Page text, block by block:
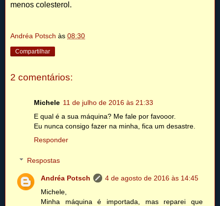
menos colesterol.
Andréa Potsch às 08:30
Compartilhar
2 comentários:
Michele 11 de julho de 2016 às 21:33
E qual é a sua máquina? Me fale por favooor.
Eu nunca consigo fazer na minha, fica um desastre.
Responder
Respostas
Andréa Potsch
4 de agosto de 2016 às 14:45
Michele,
Minha máquina é importada, mas reparei que